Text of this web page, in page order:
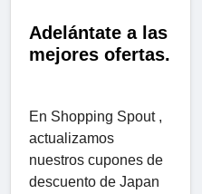
Adelántate a las
mejores ofertas.
En Shopping Spout ,
actualizamos
nuestros cupones de
descuento de Japan